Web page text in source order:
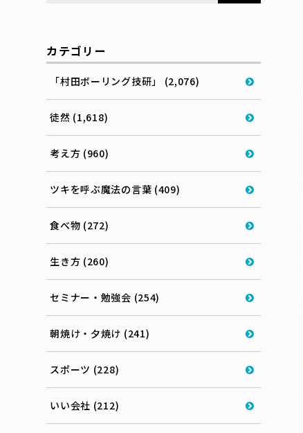
カテゴリー
「村田ボーリング技研」 (2,076)
徒然 (1,618)
考え方 (960)
ツキを呼ぶ魔法の言葉 (409)
食べ物 (272)
生き方 (260)
セミナー・勉強会 (254)
朝焼け・夕焼け (241)
スポーツ (228)
いい会社 (212)